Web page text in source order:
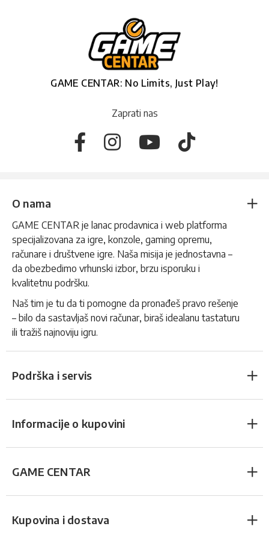
GAME CENTAR: No Limits, Just Play!
Zaprati nas
O nama
GAME CENTAR je lanac prodavnica i web platforma
specijalizovana za igre, konzole, gaming opremu,
računare i društvene igre. Naša misija je jednostavna –
da obezbedimo vrhunski izbor, brzu isporuku i
kvalitetnu podršku.
Naš tim je tu da ti pomogne da pronađeš pravo rešenje
– bilo da sastavljaš novi računar, biraš idealanu tastaturu
ili tražiš najnoviju igru.
Podrška i servis
Informacije o kupovini
GAME CENTAR
Kupovina i dostava